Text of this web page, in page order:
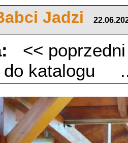
Jadzi
<<
katalogu